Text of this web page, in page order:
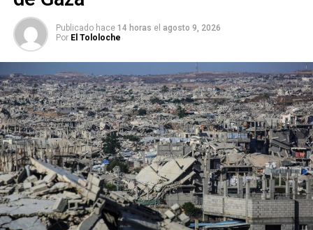
un golpe de Estado orquestado por sus opositores. Tras
su dimisión el exmandatario solicitó asilo en México y
actualmente está en Argentina, desde donde trabaja en la
campaña del MAS para las venideras elecciones, con
nuevas candidaturas.
Con información dePolítico.mx
También lee:España le responde a Bolivia y expulsó a 3
de sus diplomáticos
ARTÍCULOS RELACIONADOS: 3 DE MAYO
BOLIVIA
ELECCIONES PRESIDENCIALES
Publicado hace 14 horas el agosto 9, 2026
Por El Tololoche